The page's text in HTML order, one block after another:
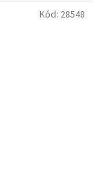
Kód: 28548